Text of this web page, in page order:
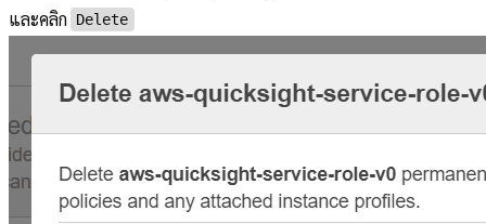
และคลิก
Delete